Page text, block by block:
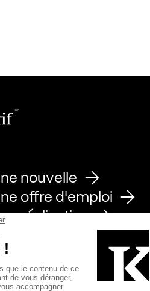
nouvelle
offre d'emploi
réalisation
Kollectif
de Kollectif
de Kollectif